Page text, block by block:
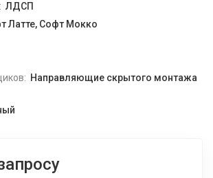
ЛДСП
Латте, Софт Мокко
Направляющие скрытого монтажа